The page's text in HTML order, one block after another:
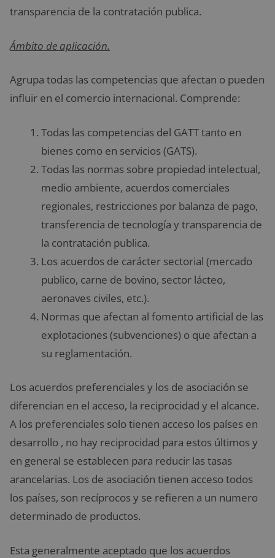
transparencia de la contratación publica.
Ámbito de aplicación.
Agrupa todas las competencias que afectan o pueden
influir en el comercio internacional. Comprende:
Todas las competencias del GATT tanto en
bienes como en servicios (GATS).
Todas las normas sobre propiedad intelectual,
medio ambiente, acuerdos comerciales
regionales, restricciones por balanza de pago,
transferencia de tecnología y transparencia de
la contratación publica.
Los acuerdos de carácter sectorial (mercado
publico, carne de bovino, sector lácteo,
aeronaves civiles, etc.).
Normas que afectan al fomento artificial de las
explotaciones (subvenciones) o que afectan a
su reglamentación.
Los acuerdos preferenciales y los de asociación se
diferencian en el acceso, la reciprocidad y el alcance.
A los preferenciales solo tienen acceso los países en
desarrollo , no hay reciprocidad para estos últimos y
en general se establecen para reducir las tasas
arancelarias. Los de asociación tienen acceso todos
los países, son recíprocos y se refieren a un numero
determinado de productos.
Esta generalmente aceptado que los acuerdos